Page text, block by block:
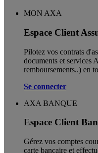
MON AXA
Espace Client
Pilotez vos contrats
documents et services
remboursements..) en
Se connecter
AXA BANQUE
Espace Client
Gérez vos comptes
carte bancaire et